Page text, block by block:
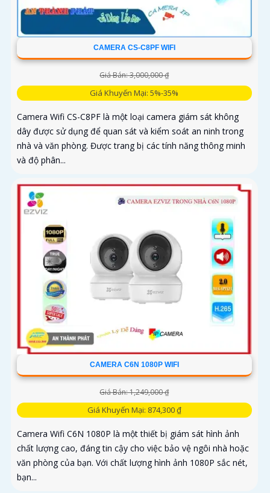
CAMERA CS-C8PF WIFI
Giá Bán: 3,000,000 ₫
Giá Khuyến Mại: 5%-35%
Camera Wifi CS-C8PF là một loại camera giám sát không
dây được sử dụng để quan sát và kiểm soát an ninh trong
nhà và văn phòng. Được trang bị các tính năng thông minh
và độ phân...
CAMERA C6N 1080P WIFI
Giá Bán: 1,249,000 ₫
Giá Khuyến Mại: 874,300 ₫
Camera Wifi C6N 1080P là một thiết bị giám sát hình ảnh
chất lượng cao, đáng tin cậy cho việc bảo vệ ngôi nhà hoặc
văn phòng của bạn. Với chất lượng hình ảnh 1080P sắc nét,
bạn...